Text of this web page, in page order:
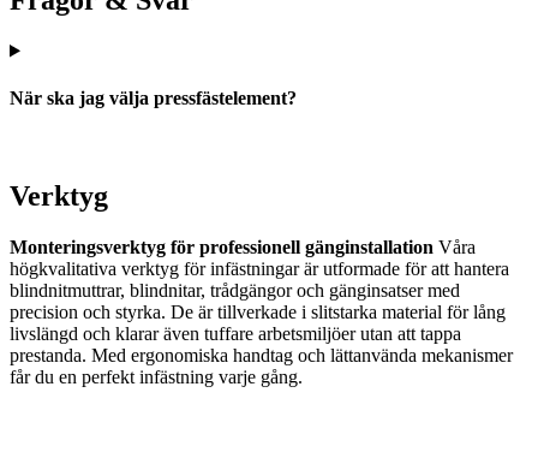
När ska jag välja pressfästelement?
Verktyg
Monteringsverktyg för professionell gänginstallation Våra
högkvalitativa verktyg för infästningar är utformade för att hantera
blindnitmuttrar, blindnitar, trådgängor och gänginsatser med
precision och styrka. De är tillverkade i slitstarka material för lång
livslängd och klarar även tuffare arbetsmiljöer utan att tappa
prestanda. Med ergonomiska handtag och lättanvända mekanismer
får du en perfekt infästning varje gång.